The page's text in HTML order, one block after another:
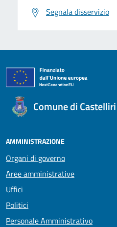
Segnala disservizio
Comune di Castelliri
AMMINISTRAZIONE
Organi di governo
Aree amministrative
Uffici
Politici
Personale Amministrativo